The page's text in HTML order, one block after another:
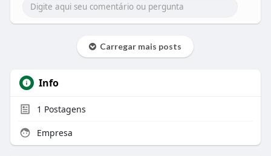
Carregar mais posts
Info
1 Postagens
Empresa